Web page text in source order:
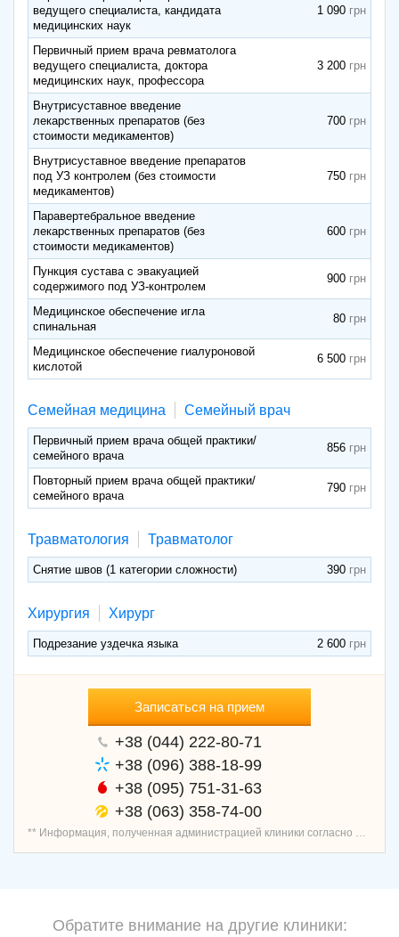
ведущего специалиста, кандидата
медицинских наук
1 090
Первичный прием врача ревматолога
ведущего специалиста, доктора
медицинских наук, профессора
3 200
Внутрисуставное введение
лекарственных препаратов (без
стоимости медикаментов)
700
Внутрисуставное введение препаратов
под УЗ контролем (без стоимости
медикаментов)
750
Паравертебральное введение
лекарственных препаратов (без
стоимости медикаментов)
600
Пункция сустава с эвакуацией
содержимого под УЗ-контролем
900
Медицинское обеспечение игла
спинальная
80
Медицинское обеспечение гиалуроновой
кислотой
6 500
Семейная медицина Семейный врач
Первичный прием врача общей практики/
семейного врача
856
Повторный прием врача общей практики/
семейного врача
790
Травматология Травматолог
Снятие швов (1 категории сложности) 390
Хирургия Хирург
Подрезание уздечка языка 2 600
Записаться на прием
+38 (044) 222-80-71
+38 (096) 388-18-99
+38 (095) 751-31-63
+38 (063) 358-74-00
Обратите внимание на другие клиники: